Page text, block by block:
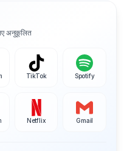
अनुकूलित
TikTok Spotify
Netflix Gmail